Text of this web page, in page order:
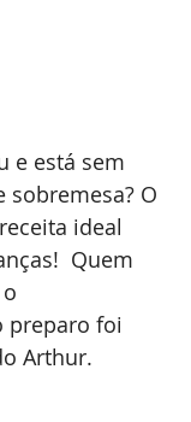
e está sem
sobremesa? O
ideal
Quem
preparo foi
Arthur.